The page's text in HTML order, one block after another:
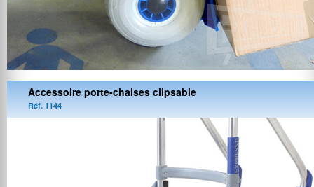
Accessoire porte-chaises clipsable
Réf. 1144